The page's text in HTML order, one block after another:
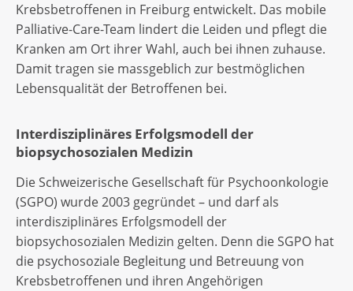
Krebsbetroffenen in Freiburg entwickelt. Das mobile
Palliative-Care-Team lindert die Leiden und pflegt die
Kranken am Ort ihrer Wahl, auch bei ihnen zuhause.
Damit tragen sie massgeblich zur bestmöglichen
Lebensqualität der Betroffenen bei.
Interdisziplinäres Erfolgsmodell der
biopsychosozialen Medizin
Die Schweizerische Gesellschaft für Psychoonkologie
(SGPO) wurde 2003 gegründet – und darf als
interdisziplinäres Erfolgsmodell der
biopsychosozialen Medizin gelten. Denn die SGPO hat
die psychosoziale Begleitung und Betreuung von
Krebsbetroffenen und ihren Angehörigen